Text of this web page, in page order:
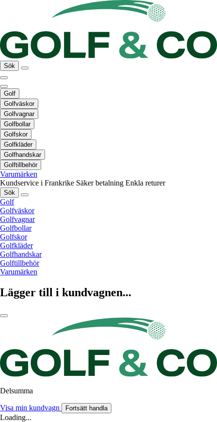
Sök
Golf
Golfväskor
Golfvagnar
Golfbollar
Golfskor
Golfkläder
Golfhandskar
Golftillbehör
Varumärken
Kundservice i Frankrike Säker betalning Enkla returer
Sök
Golf
Golfväskor
Golfvagnar
Golfbollar
Golfskor
Golfkläder
Golfhandskar
Golftillbehör
Varumärken
Lägger till i kundvagnen...
Delsumma
Visa min kundvagn Fortsätt handla
Loading...